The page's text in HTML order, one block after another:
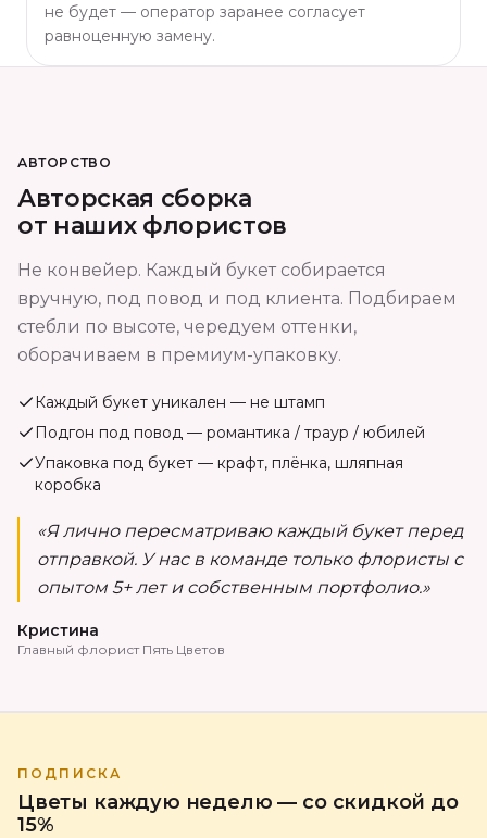
не будет — оператор заранее согласует
равноценную замену.
АВТОРСТВО
Авторская сборка
от наших флористов
Не конвейер. Каждый букет собирается
вручную, под повод и под клиента. Подбираем
стебли по высоте, чередуем оттенки,
оборачиваем в премиум-упаковку.
Каждый букет уникален — не штамп
Подгон под повод — романтика / траур / юбилей
Упаковка под букет — крафт, плёнка, шляпная
коробка
«Я лично пересматриваю каждый букет перед
отправкой. У нас в команде только флористы с
опытом 5+ лет и собственным портфолио.»
Кристина
Главный флорист Пять Цветов
ПОДПИСКА
Цветы каждую неделю — со скидкой до
15%